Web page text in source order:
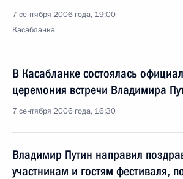
7 сентября 2006 года, 19:00
Касабланка
В Касабланке состоялась
церемония встречи Владимира
7 сентября 2006 года, 16:30
Владимир Путин направил
участникам и гостям фестиваля,